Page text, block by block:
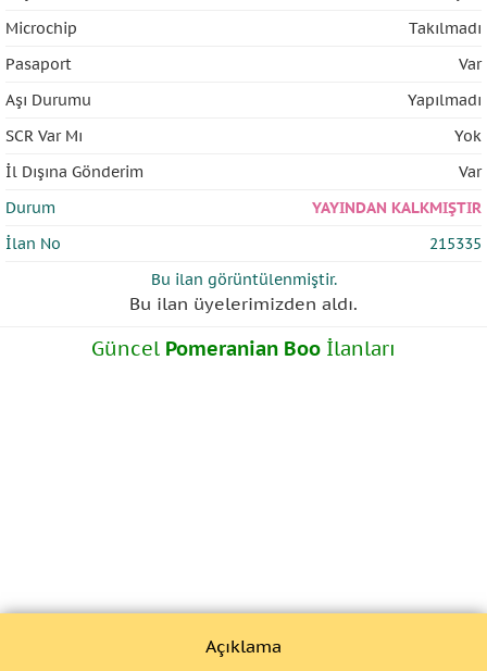
Microchip
Takılmadı
Pasaport
Var
Aşı Durumu
Yapılmadı
SCR Var Mı
Yok
İl Dışına Gönderim
Var
Durum
YAYINDAN KALKMIŞTIR
İlan No
215335
Bu ilan görüntülenmiştir.
Bu ilan üyelerimizden aldı.
Güncel Pomeranian Boo İlanları
Açıklama